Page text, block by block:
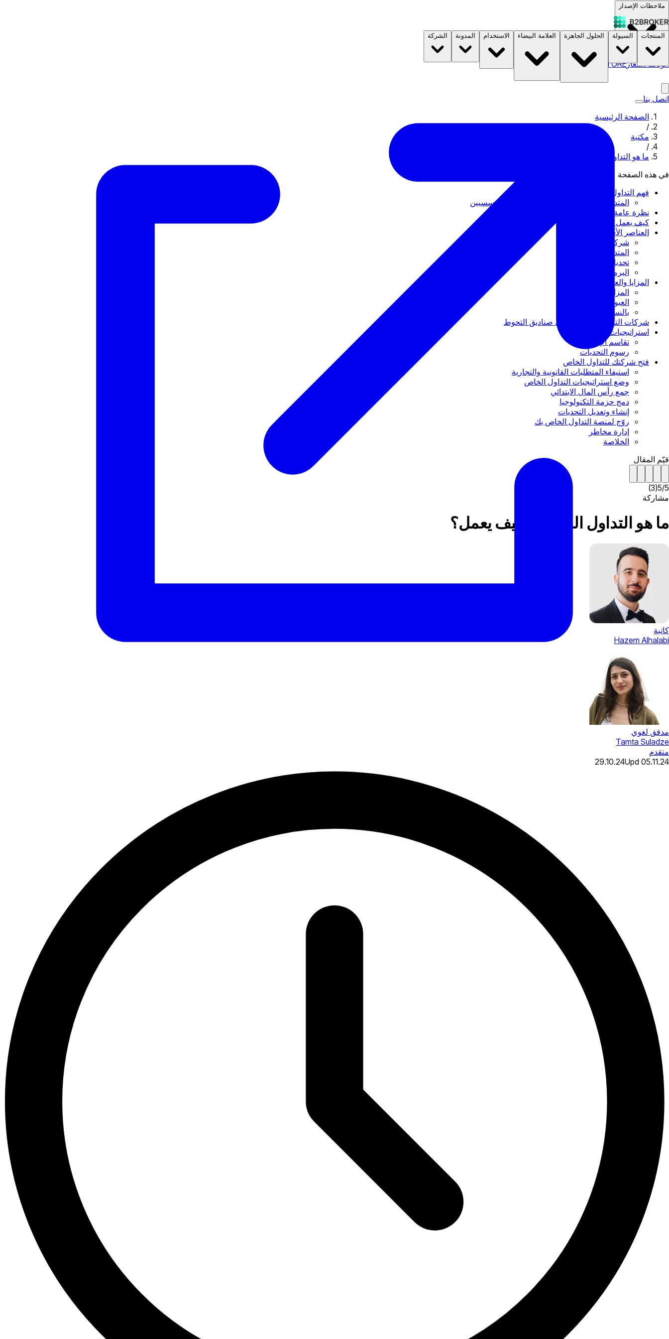
ملاحظات الإصدار
الوثائقالأسعارB2STORE
المنتجات السيولة الحلول الجاهزة العلامة البيضاء الاستخدام المدونة الشركة
اتصل بنا
الصفحة الرئيسية
/
مكتبة
/
ما هو التداول الخاص، وكيف يعمل؟
في هذه الصفحة
فهم التداول الخاص
المتداولون الخاصون مقابل المتداولين المؤسسيين
نظرة عامة على الصناعة
كيف يعمل التداول الخاص؟
العناصر الأساسية للعمليات
شركات التداول الخاص
المتداول الخاص
تحديات التداول
البرمجيات الخاصة
المزايا والعيوب
المزايا
العيوب
بالنسبة للمتداولين
شركات التداول الخاص مقابل صناديق التحوط
استراتيجيات تحقيق الدخل
تقاسم الإيرادات
رسوم التحديات
فتح شركتك للتداول الخاص
استيفاء المتطلبات القانونية والتجارية
وضع استراتيجيات التداول الخاص
جمع رأس المال الابتدائي
دمج حزمة التكنولوجيا
إنشاء وتعديل التحديات
روّج لمنصة التداول الخاص بك
إدارة مخاطر
الخلاصة
قيّم المقال
5/5
(
3
)
مشاركة
ما هو التداول الخاص، وكيف يعمل؟
كاتبة
Hazem Alhalabi
مدقق لغوي
Tamta Suladze
متقدم
29.10.24Upd 05.11.24